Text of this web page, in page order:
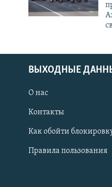
ВЫХОДНЫЕ
О нас
Контакты
Как обойти
Правила пользования